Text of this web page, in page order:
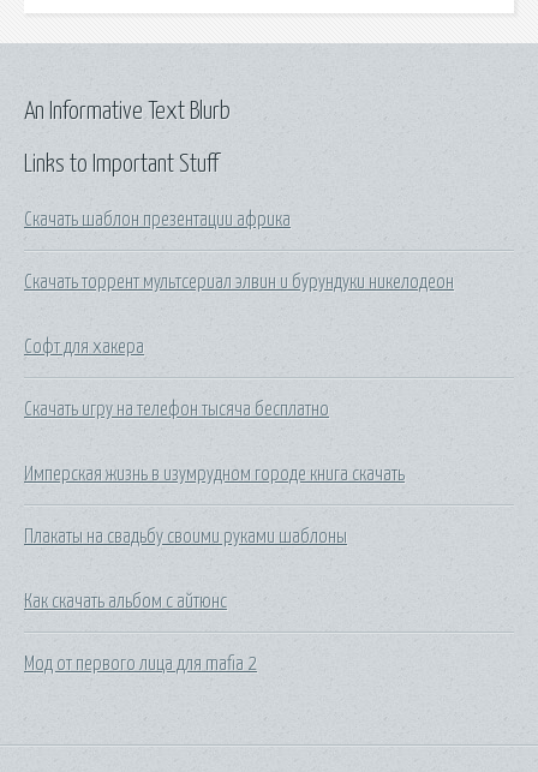
Links to Important Stuff
Скачать шаблон презентации африка
Скачать торрент мультсериал элвин и бурундуки никелодеон
Софт для хакера
Скачать игру на телефон тысяча бесплатно
Имперская жизнь в изумрудном городе книга скачать
Плакаты на свадьбу своими руками шаблоны
Как скачать альбом с айтюнс
Мод от первого лица для mafia 2
An Informative Text Blurb